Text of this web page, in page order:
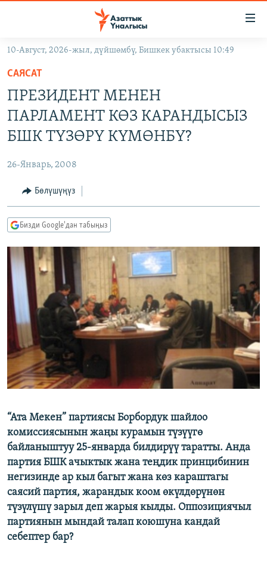
Навигацияга
өтүңүз
Издөөгө
салыңыз
САЯСАТ
МАДАНИЯТ
ДҮЙНӨ
УКРАИНА
ТВ ПРОГРАММАЛАР
БҮГҮН АЗАТТЫКТА
ДАНИСТЕ
ЭЖЕ-СИҢДИЛЕР
АЗАТТЫК+
ЫҢГАЙСЫЗ СУРООЛОР
ПОДКАСТ
Русский
ОНЛАЙН ШЕРИНЕ
ЭЕ/АРнун бардык сайттары
10-Август, 2026-жыл, дүйшөмбү, Бишкек убактысы 10:49
САЯСАТ
ПРЕЗИДЕНТ МЕНЕН
ПАРЛАМЕНТ КӨЗ КАРАНДЫСЫЗ
БШК ТҮЗӨРҮ КҮМӨНБҮ?
26-Январь, 2008
Бөлүшүңүз
Бизди Google'дан табыңыз
“Ата Мекен” партиясы Борбордук шайлоо
комиссиясынын жаңы курамын түзүүгө
байланыштуу 25-январда билдирүү таратты. Анда
партия БШК ачыктык жана теңдик принцибинин
негизинде ар кыл багыт жана көз караштагы
саясий партия, жарандык коом өкүлдөрүнөн
түзүлүшү зарыл деп жарыя кылды. Оппозициячыл
партиянын мындай талап коюшуна кандай
себептер бар?